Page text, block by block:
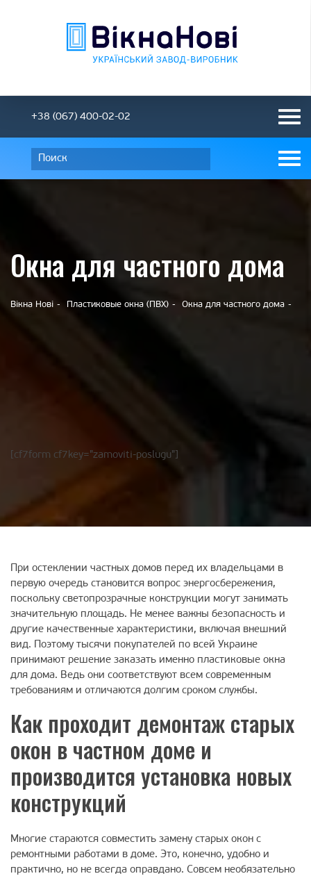
+38 (067) 400-02-02
Окна для частного дома
Вікна Нові Пластиковые окна (ПВХ) Окна для частного дома
[cf7form cf7key="zamoviti-poslugu"]
При остеклении частных домов перед их владельцами в
первую очередь становится вопрос энергосбережения,
поскольку светопрозрачные конструкции могут занимать
значительную площадь. Не менее важны безопасность и
другие качественные характеристики, включая внешний
вид. Поэтому тысячи покупателей по всей Украине
принимают решение заказать именно пластиковые окна
для дома. Ведь они соответствуют всем современным
требованиям и отличаются долгим сроком службы.
Как проходит демонтаж старых
окон в частном доме и
производится установка новых
конструкций
Многие стараются совместить замену старых окон с
ремонтными работами в доме. Это, конечно, удобно и
практично, но не всегда оправдано. Совсем необязательно